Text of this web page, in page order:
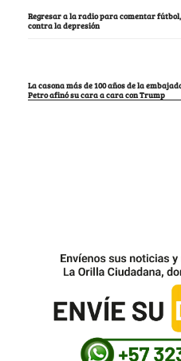
Regresar a la radio para comentar
contra la depresión
La casona más de 100 años de la
Petro afinó su cara a cara con Trump